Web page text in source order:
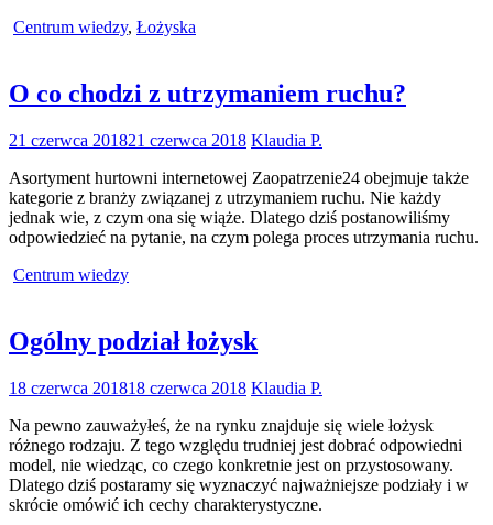
Centrum wiedzy, Łożyska
O co chodzi z utrzymaniem ruchu?
21 czerwca 201821 czerwca 2018 Klaudia P.
Asortyment hurtowni internetowej Zaopatrzenie24 obejmuje także
kategorie z branży związanej z utrzymaniem ruchu. Nie każdy
jednak wie, z czym ona się wiąże. Dlatego dziś postanowiliśmy
odpowiedzieć na pytanie, na czym polega proces utrzymania ruchu.
Centrum wiedzy
Ogólny podział łożysk
18 czerwca 201818 czerwca 2018 Klaudia P.
Na pewno zauważyłeś, że na rynku znajduje się wiele łożysk
różnego rodzaju. Z tego względu trudniej jest dobrać odpowiedni
model, nie wiedząc, co czego konkretnie jest on przystosowany.
Dlatego dziś postaramy się wyznaczyć najważniejsze podziały i w
skrócie omówić ich cechy charakterystyczne.